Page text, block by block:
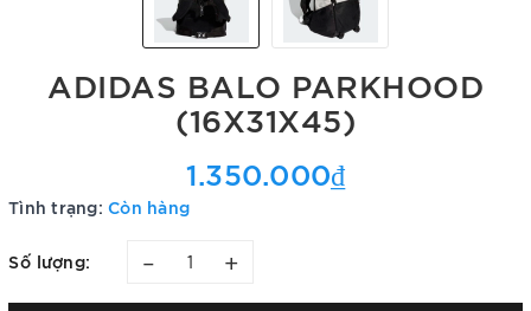
ADIDAS BALO PARKHOOD
(16X31X45)
1.350.000₫
Tình trạng: Còn hàng
Số lượng: – +